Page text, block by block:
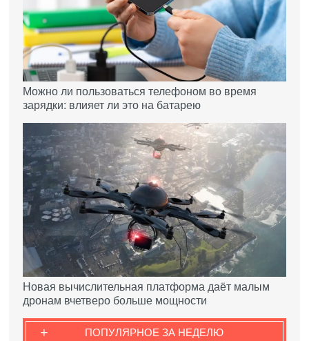
Можно ли пользоваться телефоном во время
зарядки: влияет ли это на батарею
Новая вычислительная платформа даёт малым
дронам вчетверо больше мощности
ПОПУЛЯРНОЕ ЗА НЕДЕЛЮ
+